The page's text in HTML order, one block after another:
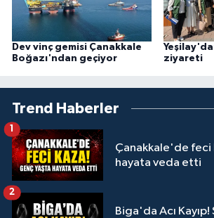
Dev vinç gemisi Çanakkale
Boğazı'ndan geçiyor
ziyareti
Trend Haberler
Çanakkale'de feci
hayata veda etti
Biga'da Acı
2